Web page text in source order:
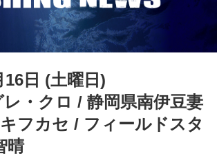
16日 (土曜日)
・クロ / 静岡県南伊豆妻
フカセ / フィールドスタ
晴